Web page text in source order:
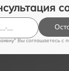
Вы соглашаетесь c